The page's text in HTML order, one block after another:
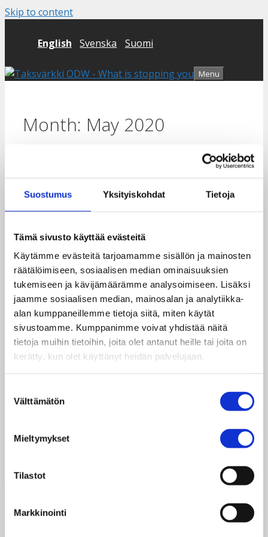
Suostumus Yksityiskohdat Tietoja
Tämä sivusto käyttää evästeitä
Käytämme evästeitä tarjoamamme sisällön ja mainosten
räätälöimiseen, sosiaalisen median ominaisuuksien
tukemiseen ja kävijämäärämme analysoimiseen. Lisäksi
jaamme sosiaalisen median, mainosalan ja analytiikka-
alan kumppaneillemme tietoja siitä, miten käytät
sivustoamme. Kumppanimme voivat yhdistää näitä
tietoja muihin tietoihin, joita olet antanut heille tai joita on
kerätty, kun olet käyttänyt heidän palvelujaan.
valinta
Välttämätön
Mieltymykset
Tilastot
Markkinointi
Skip to content
English Svenska Suomi
Menu
Month: May 2020
Moikka maailma!
29.5.2020byTaksvärkki
Tervetuloa
Taksvarkki ry
-sivustolle. Tämä on
ensimmäinen artikkelisi. Muokkaa sitä tai poista
se, ja aloita kirjoittaminen!
CategoriesYleinen1 Comment
Search for:
Recent Posts
Recent Comments
WordPress-kommentoija